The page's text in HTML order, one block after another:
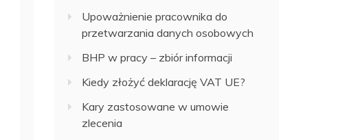
Upoważnienie pracownika do
przetwarzania danych osobowych
BHP w pracy – zbiór informacji
Kiedy złożyć deklarację VAT UE?
Kary zastosowane w umowie
zlecenia